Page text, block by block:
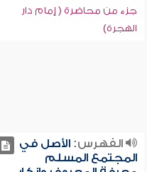
جزء من محاضرة ( إمام دار
الهجرة)
الفهرس:الأصل في
المجتمع المسلم